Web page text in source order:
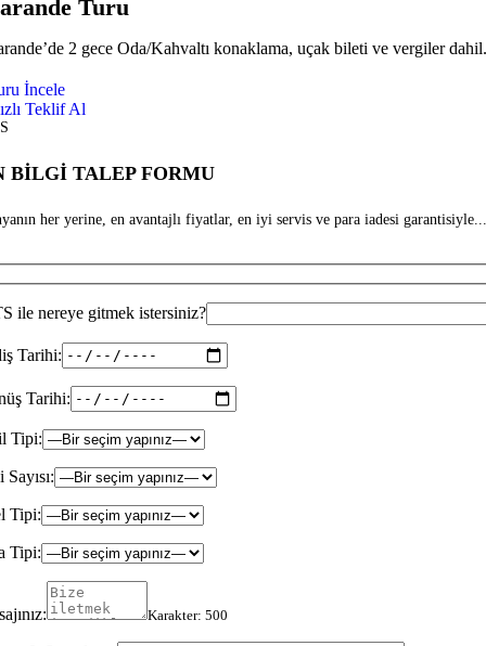
Turu
2 gece Oda/Kahvaltı konaklama, uçak bileti ve vergiler dahil.
İncele
Teklif Al
BİLGİ TALEP FORMU
her yerine, en avantajlı fiyatlar, en iyi servis ve para iadesi
ile nereye gitmek istersiniz?
Tarihi:
Tarihi:
Tipi:
Tipi:
Tipi:
Karakter: 500